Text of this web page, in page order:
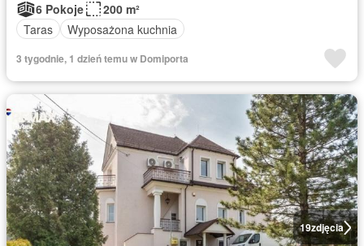
6 Pokoje
200 m²
Taras
Wyposażona kuchnia
3 tygodnie, 1 dzień temu w Domiporta
19zdjęcia